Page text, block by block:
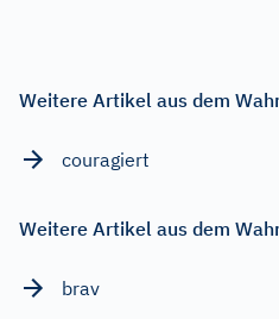
Weitere Artikel aus dem
couragiert
Weitere Artikel aus dem
brav